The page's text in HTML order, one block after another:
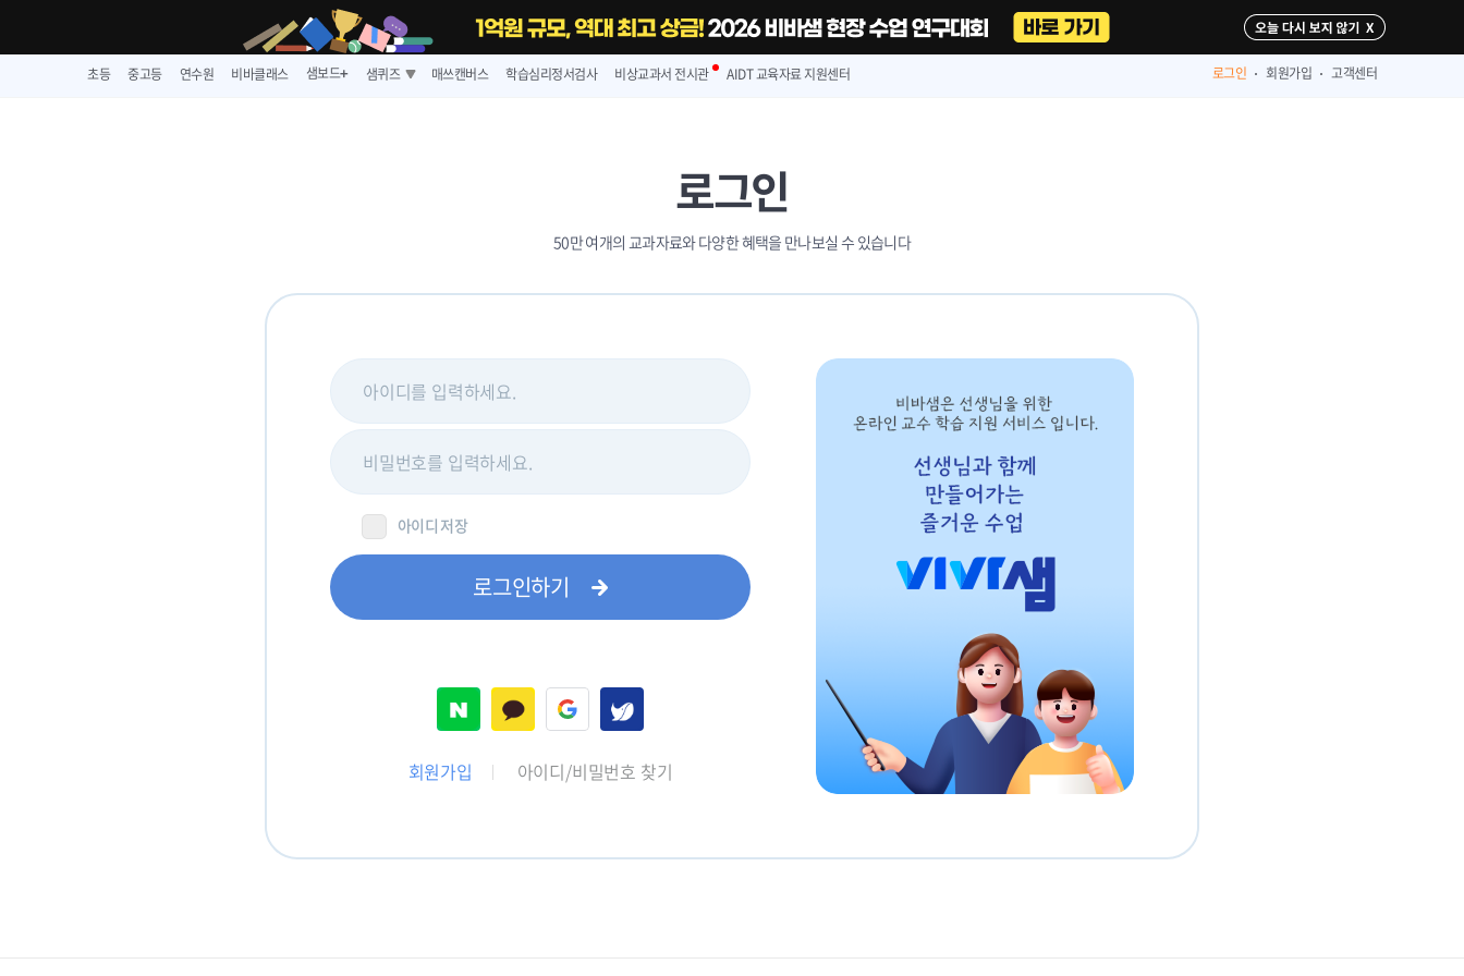
다시 보지 않기
초등 중고등 연수원 비바클래스 샘보드➕ 샘퀴즈 매쓰캔버스 학습심리정서검사 비상교과서 전시관 AIDT 교육자료 지원센터 로그인 회원가입 고객센터
로그인
50만 여개의 교과자료와 다양한 혜택을 만나보실 수 있습니다
아이디 저장
로그인하기
회원가입 아이디/비밀번호 찾기